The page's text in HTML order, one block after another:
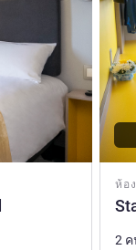
ห้อ
2